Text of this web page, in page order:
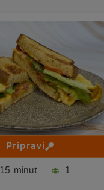
Pripravi
15 minut 1